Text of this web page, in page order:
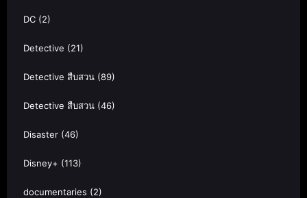
DC (2)
Detective (21)
Detective สืบสวน (89)
Detective สืบสวน (46)
Disaster (46)
Disney+ (113)
documentaries (2)